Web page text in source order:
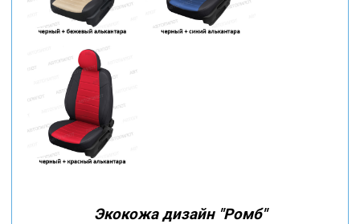
Экокожа дизайн "Ромб"